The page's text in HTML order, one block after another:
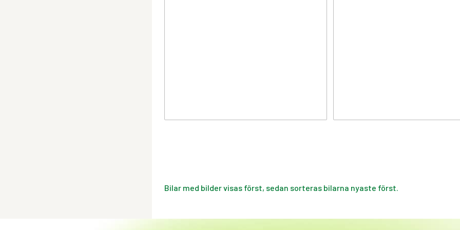
Bilar med bilder visas först, sedan sorteras bilarna nyaste först.